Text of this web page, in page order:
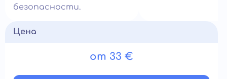
безопасности.
Цена
от 33 €